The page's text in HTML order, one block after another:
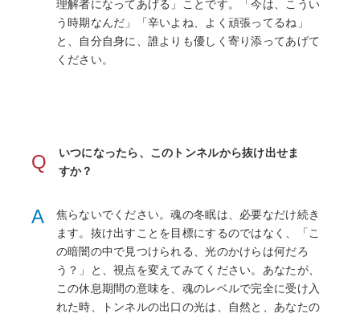
理解者になってあげる」ことです。「今は、こうい
う時期なんだ」「辛いよね、よく頑張ってるね」
と、自分自身に、誰よりも優しく寄り添ってあげて
ください。
Q
いつになったら、このトンネルから抜け出せま
すか？
A
焦らないでください。魂の冬眠は、必要なだけ続き
ます。抜け出すことを目標にするのではなく、「こ
の暗闇の中で見つけられる、光のかけらは何だろ
う？」と、視点を変えてみてください。あなたが、
この休息期間の意味を、魂のレベルで完全に受け入
れた時、トンネルの出口の光は、自然と、あなたの